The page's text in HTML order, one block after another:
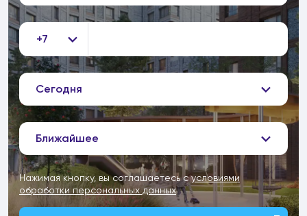
+7
Сегодня
Ближайшее
Нажимая кнопку, вы соглашаетесь сусловиями
обработки персональных данных